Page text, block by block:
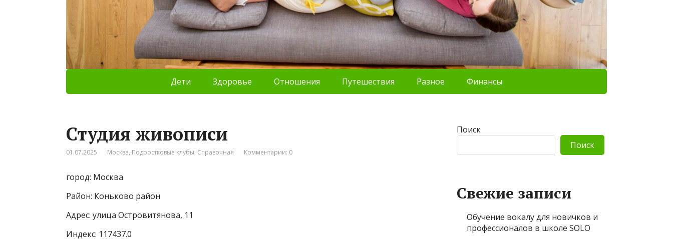
Дети Здоровье Отношения Путешествия Разное Финансы
Студия живописи
01.07.2025 Москва, Подростковые клубы, Справочная Комментарии: 0
город: Москва
Район: Коньково район
Адрес: улица Островитянова, 11
Индекс: 117437.0
Поиск
Поиск
Свежие записи
Обучение вокалу для новичков и
профессионалов в школе SOLO